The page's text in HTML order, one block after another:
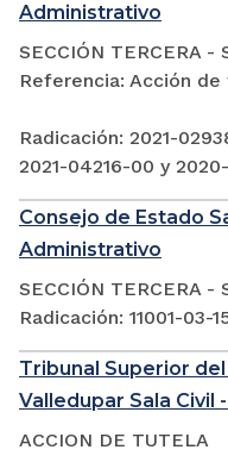
Administrativo
SECCIÓN TERCERA -
Referencia: Acción
Radicación: 2021-
2021-04216-00 y
Consejo de Estado
Administrativo
SECCIÓN TERCERA -
Radicación: 11001-
Tribunal Superior
Valledupar Sala Civil
ACCION DE TUTELA